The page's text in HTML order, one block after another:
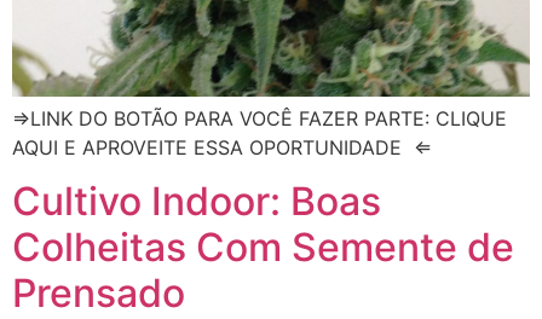
⇒LINK DO BOTÃO PARA VOCÊ FAZER PARTE: CLIQUE
AQUI E APROVEITE ESSA OPORTUNIDADE ⇐
Cultivo Indoor: Boas
Colheitas Com Semente de
Prensado